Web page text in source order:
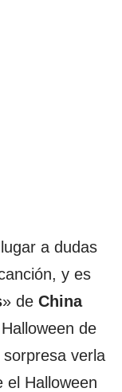
a dudas
y es
» de China
de
verla
el Halloween